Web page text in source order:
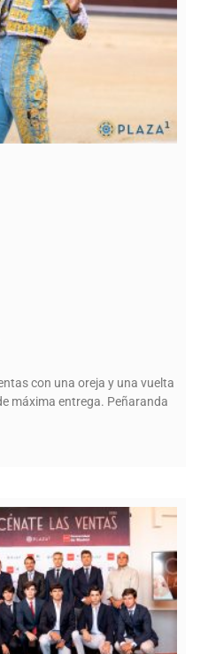
con una oreja y una vuelta
máxima entrega. Peñaranda